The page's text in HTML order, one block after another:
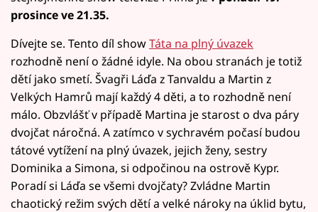
prosince ve 21.35.
Dívejte se. Tento díl showTáta na plný úvazek
rozhodně není o žádné idyle. Na obou stranách je totiž
dětí jako smetí. Švagři Láďa z Tanvaldu a Martin z
Velkých Hamrů mají každý 4 děti, a to rozhodně není
málo. Obzvlášť v případě Martina je starost o dva páry
dvojčat náročná. A zatímco v sychravém počasí budou
tátové vytížení na plný úvazek, jejich ženy, sestry
Dominika a Simona, si odpočinou na ostrově Kypr.
Poradí si Láďa se všemi dvojčaty? Zvládne Martin
chaotický režim svých dětí a velké nároky na úklid bytu,